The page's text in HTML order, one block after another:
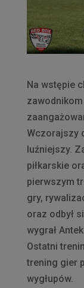
Na wstępie
Wczorajszy
luźniejszy.
piłkarskie
pierwszym
gry,
oraz odbył
wygrał
Ostatni
trening gier
wygłupów.